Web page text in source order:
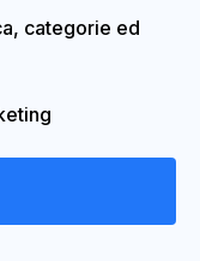
categorie ed